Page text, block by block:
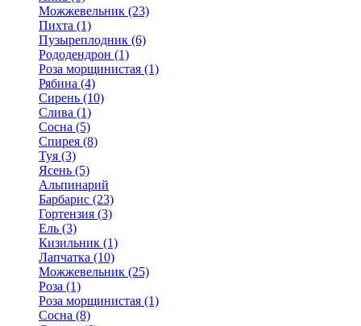
Можжевельник (23)
Пихта (1)
Пузыреплодник (6)
Рододендрон (1)
Роза морщинистая (1)
Рябина (4)
Сирень (10)
Слива (1)
Сосна (5)
Спирея (8)
Туя (3)
Ясень (5)
Альпинарий
Барбарис (23)
Гортензия (3)
Ель (3)
Кизильник (1)
Лапчатка (10)
Можжевельник (25)
Роза (1)
Роза морщинистая (1)
Сосна (8)